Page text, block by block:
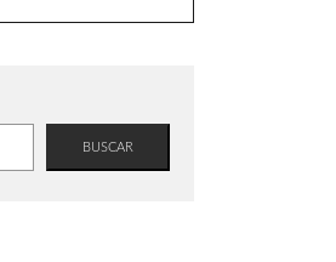
BUSCAR